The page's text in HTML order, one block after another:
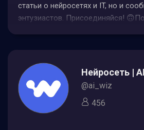
статьи о нейросетях и IT, но и
энтузиастов. Присоединяйся!
Нейросеть |
@ai_wiz
456